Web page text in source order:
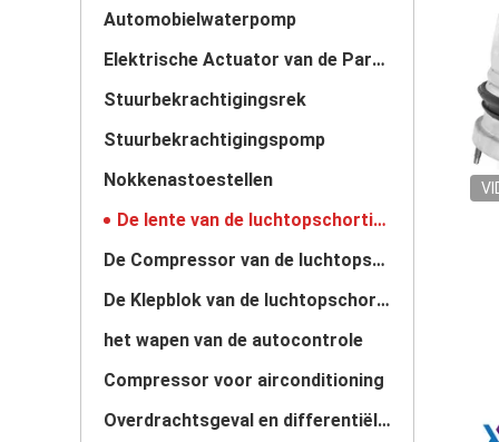
Automobielwaterpomp
Elektrische Actuator van de Parkerenrem
Stuurbekrachtigingsrek
Stuurbekrachtigingspomp
Nokkenastoestellen
De lente van de luchtopschorting
De Compressor van de luchtopschorting
De Klepblok van de luchtopschorting
het wapen van de autocontrole
Compressor voor airconditioning
Overdrachtsgeval en differentiële verzameling